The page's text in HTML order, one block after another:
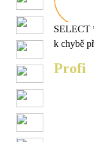
SELECT
k chybě
Profi